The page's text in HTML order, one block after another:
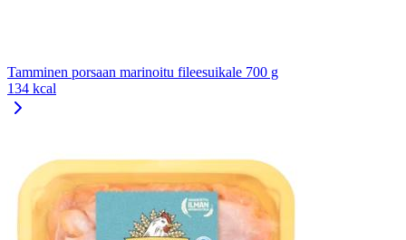
Tamminen porsaan marinoitu fileesuikale 700 g
134 kcal